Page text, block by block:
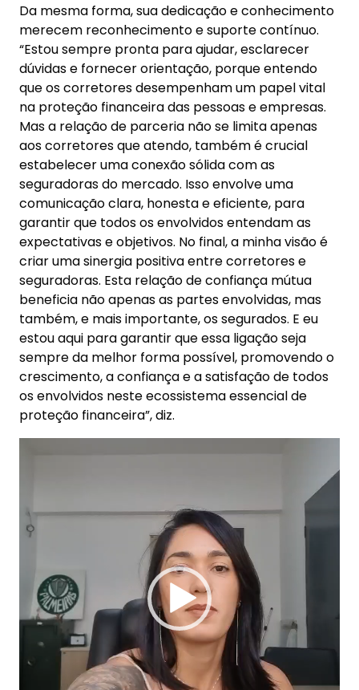
Da mesma forma, sua dedicação e conhecimento
merecem reconhecimento e suporte contínuo.
“Estou sempre pronta para ajudar, esclarecer
dúvidas e fornecer orientação, porque entendo
que os corretores desempenham um papel vital
na proteção financeira das pessoas e empresas.
Mas a relação de parceria não se limita apenas
aos corretores que atendo, também é crucial
estabelecer uma conexão sólida com as
seguradoras do mercado. Isso envolve uma
comunicação clara, honesta e eficiente, para
garantir que todos os envolvidos entendam as
expectativas e objetivos. No final, a minha visão é
criar uma sinergia positiva entre corretores e
seguradoras. Esta relação de confiança mútua
beneficia não apenas as partes envolvidas, mas
também, e mais importante, os segurados. E eu
estou aqui para garantir que essa ligação seja
sempre da melhor forma possível, promovendo o
crescimento, a confiança e a satisfação de todos
os envolvidos neste ecossistema essencial de
proteção financeira”, diz.